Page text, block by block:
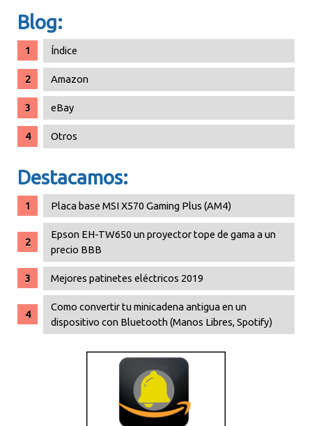
Blog:
Índice
Amazon
eBay
Otros
Destacamos:
Placa base MSI X570 Gaming Plus (AM4)
Epson EH-TW650 un proyector tope de gama a un
precio BBB
Mejores patinetes eléctricos 2019
Como convertir tu minicadena antigua en un
dispositivo con Bluetooth (Manos Libres, Spotify)